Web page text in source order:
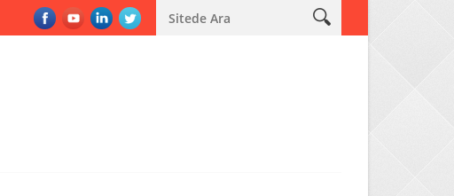
və bonuslar ilə pinco kazino sizi qeyri-adi macəralara dəvət edir